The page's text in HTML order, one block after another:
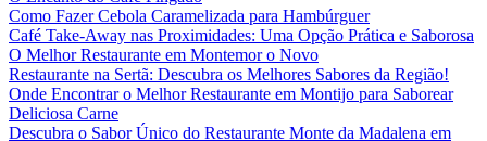
Como Fazer Cebola Caramelizada para Hambúrguer
Café Take-Away nas Proximidades: Uma Opção Prática e Saborosa
O Melhor Restaurante em Montemor o Novo
Restaurante na Sertã: Descubra os Melhores Sabores da Região!
Onde Encontrar o Melhor Restaurante em Montijo para Saborear
Deliciosa Carne
Descubra o Sabor Único do Restaurante Monte da Madalena em